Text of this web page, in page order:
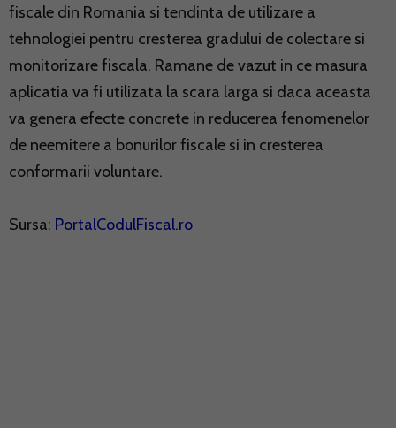
fiscale din Romania si tendinta de utilizare a
tehnologiei pentru cresterea gradului de colectare si
monitorizare fiscala. Ramane de vazut in ce masura
aplicatia va fi utilizata la scara larga si daca aceasta
va genera efecte concrete in reducerea fenomenelor
de neemitere a bonurilor fiscale si in cresterea
conformarii voluntare.
Sursa: PortalCodulFiscal.ro